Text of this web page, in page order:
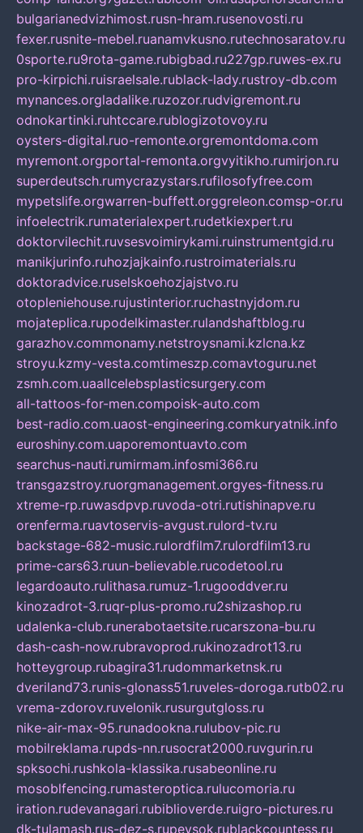
bulgarianedvizhimost.rusn-hram.rusenovosti.ru
fexer.rusnite-mebel.ruanamvkusno.rutechnosaratov.ru
0sporte.ru9rota-game.rubigbad.ru227gp.ruwes-ex.ru
pro-kirpichi.ruisraelsale.rublack-lady.rustroy-db.com
mynances.orgladalike.ruzozor.rudvigremont.ru
odnokartinki.ruhtccare.rublogizotovoy.ru
oysters-digital.ruo-remonte.orgremontdoma.com
myremont.orgportal-remonta.orgvyitikho.rumirjon.ru
superdeutsch.rumycrazystars.rufilosofyfree.com
mypetslife.orgwarren-buffett.orggreleon.comsp-or.ru
infoelectrik.rumaterialexpert.rudetkiexpert.ru
doktorvilechit.ruvsesvoimirykami.ruinstrumentgid.ru
manikjurinfo.ruhozjajkainfo.rustroimaterials.ru
doktoradvice.ruselskoehozjajstvo.ru
otopleniehouse.rujustinterior.ruchastnyjdom.ru
mojateplica.rupodelkimaster.rulandshaftblog.ru
garazhov.commonamy.netstroysnami.kzlcna.kz
stroyu.kzmy-vesta.comtimeszp.comavtoguru.net
zsmh.com.uaallcelebsplasticsurgery.com
all-tattoos-for-men.compoisk-auto.com
best-radio.com.uaost-engineering.comkuryatnik.info
euroshiny.com.uaporemontuavto.com
searchus-nauti.rumirmam.infosmi366.ru
transgazstroy.ruorgmanagement.orgyes-fitness.ru
xtreme-rp.ruwasdpvp.ruvoda-otri.rutishinapve.ru
orenferma.ruavtoservis-avgust.rulord-tv.ru
backstage-682-music.rulordfilm7.rulordfilm13.ru
prime-cars63.ruun-believable.rucodetool.ru
legardoauto.rulithasa.rumuz-1.rugooddver.ru
kinozadrot-3.ruqr-plus-promo.ru2shizashop.ru
udalenka-club.runerabotaetsite.rucarszona-bu.ru
dash-cash-now.rubravoprod.rukinozadrot13.ru
hotteygroup.rubagira31.rudommarketnsk.ru
dveriland73.runis-glonass51.ruveles-doroga.rutb02.ru
vrema-zdorov.ruvelonik.rusurgutgloss.ru
nike-air-max-95.runadookna.rulubov-pic.ru
mobilreklama.rupds-nn.rusocrat2000.ruvgurin.ru
spksochi.rushkola-klassika.rusabeonline.ru
mosoblfencing.rumasteroptica.rulucomoria.ru
iration.rudevanagari.rubiblioverde.ruigro-pictures.ru
dk-tulamash.rus-dez-s.rupeysok.rublackcountess.ru